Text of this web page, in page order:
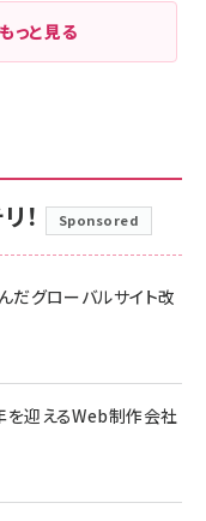
っと見る
！ Sponsored
だグローバルサイト改
を迎えるWeb制作会社